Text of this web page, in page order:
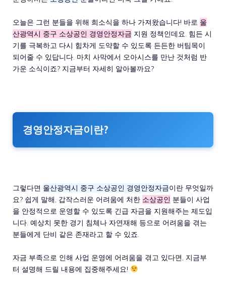
오늘은 그런 분들을 위해 희소식을 하나 가져왔습니다! 바로 울
산광역시 중구 소상공인 경영안정자금 지원 정책인데요. 힘든 시
기를 극복하고 다시 힘차게 도약할 수 있도록 든든한 버팀목이
되어줄 수 있답니다. 마치 사막에서 오아시스를 만난 것처럼 반
가운 소식이죠? 지금부터 자세히 알아볼까요?
경영안정자금이란?
그렇다면 울산광역시 중구 소상공인 경영안정자금이란 무엇일까
요? 쉽게 말해, 갑작스러운 어려움에 처한 소상공인 분들이 사업
을 안정적으로 운영할 수 있도록 긴급 자금을 지원해주는 제도입
니다. 예상치 못한 경기 침체나 자연재해 등으로 어려움을 겪는
분들에게 단비 같은 존재라고 할 수 있죠.
자금 부족으로 인해 사업 운영에 어려움을 겪고 있다면, 지금부
터 설명해 드릴 내용에 집중해주세요!